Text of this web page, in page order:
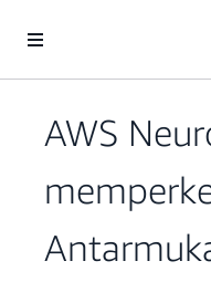
AWS